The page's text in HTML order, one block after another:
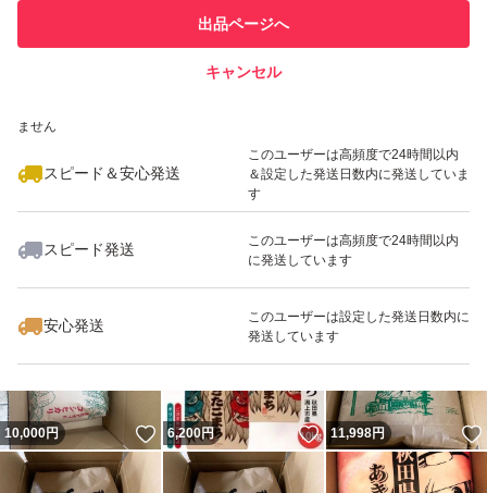
での取引実績があります
ません
スピード＆安心発送
このユーザーは高頻度で24時間以内
＆設定した発送日数内に発送していま
す
スピード発送
このユーザーは高頻度で24時間以内
に発送しています
安心発送
このユーザーは設定した発送日数内に
発送しています
出品ページへ
キャンセル
いいね！
11,830
10,000円 いいね！
6,200円 いいね！
11,998円